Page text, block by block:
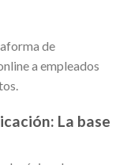
de
a empleados
La base